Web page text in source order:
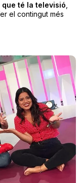
té la televisió
el contingut més